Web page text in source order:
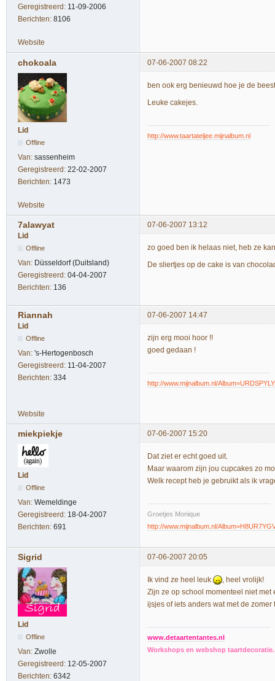
Geregistreerd: 11-09-2006
Berichten: 8106
Website
chokoala 07-06-2007 08:22
Lid
Offline
Van: sassenheim
Geregistreerd: 22-02-2007
Berichten: 1473
ben ook erg benieuwd hoe je de
Leuke cakejes.
http://www.taartateljee.mijnalbum.nl
Website
7alawyat
07-06-2007 13:12
Lid
Offline
Van: Düsseldorf (Duitsland)
Geregistreerd: 04-04-2007
Berichten: 136
zo goed ben ik helaas niet, heb ze
De sliertjes op de cake is van
Riannah
07-06-2007 14:47
Lid
Offline
Van: 's-Hertogenbosch
Geregistreerd: 11-04-2007
Berichten: 334
zijn erg mooi hoor !!
goed gedaan !
http://www.mijnalbum.nl/Album=URDSPYLY
Website
miekpiekje 07-06-2007 15:20
Lid
Offline
Van: Wemeldinge
Geregistreerd: 18-04-2007
Berichten: 691
Dat ziet er echt goed uit.
Maar waarom zijn jou cupcakes zo
Welk recept heb je gebruikt als ik
Groetjes Monique
http://www.mijnalbum.nl/
Sigrid 07-06-2007 20:05
Lid
Offline
Van: Zwolle
Geregistreerd: 12-05-2007
Berichten: 6342
Ik vind ze heel leuk
, heel vrolijk!
Zijn ze op school momenteel niet
ijsjes of iets anders wat met de zomer
www.detaartentantes.nl
Workshops en webshop